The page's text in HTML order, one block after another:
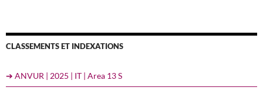
CLASSEMENTS ET INDEXATIONS
➔ ANVUR | 2025 | IT | Area 13 S